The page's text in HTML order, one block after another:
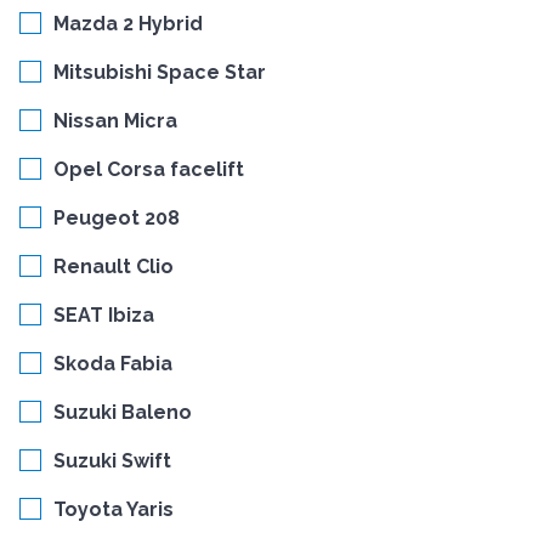
Mazda 2 Hybrid
Mitsubishi Space Star
Nissan Micra
Opel Corsa facelift
Peugeot 208
Renault Clio
SEAT Ibiza
Skoda Fabia
Suzuki Baleno
Suzuki Swift
Toyota Yaris